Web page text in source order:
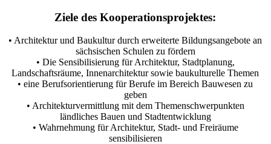
Ziele des Kooperationsprojektes:
• Architektur und Baukultur durch erweiterte Bildungsangebote an
sächsischen Schulen zu fördern
• Die Sensibilisierung für Architektur, Stadtplanung,
Landschaftsräume, Innenarchitektur sowie baukulturelle Themen
• eine Berufsorientierung für Berufe im Bereich Bauwesen zu
geben
• Architekturvermittlung mit dem Themenschwerpunkten
ländliches Bauen und Stadtentwicklung
• Wahrnehmung für Architektur, Stadt- und Freiräume
sensibilisieren